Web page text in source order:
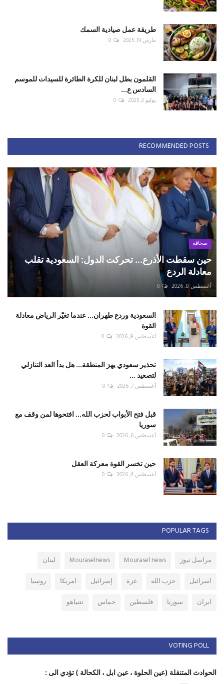
طريقة عمل صيادية السمك
مارس 19, 2025 0
القلمون بطل لبنان للكرة الطائرة للسيدات للموسم
السادس ع...
يوليو 3, 2025 0
RECOMMENDED POSTS
صحافة
حين سقطت الأذرع... تحركت الدول: السعودية تقلب
معادلة الردع
أغسطس 8, 2026 0
السعودية وردع طهران... عندما تغيّر الرياض معادلة
القوة
أغسطس 8, 2026 0
تحذير سعودي يهز المنطقة... هل بدأ العد التنازلي
لتصعيد ...
أغسطس 7, 2026 0
قبل فتح الأبواب لحزب الله... افتحوها لمن وقف مع
سوريا
أغسطس 6, 2026 0
حين تخسر القوة معركة العقل
أغسطس 4, 2026 0
POPULAR TAGS
مراسل نيوز Mourasel news
Mouraselnews
لبنان
اسرائيل
حزب الله غزة إسرائيل امريكا
روسيا
ايران
سوريا فلسطين حماس نتنياهو
VOTING POLL
الحوادث المتنقلة (عين الحلوة ، عين ابل ، الكحالة ) تؤدي الى :